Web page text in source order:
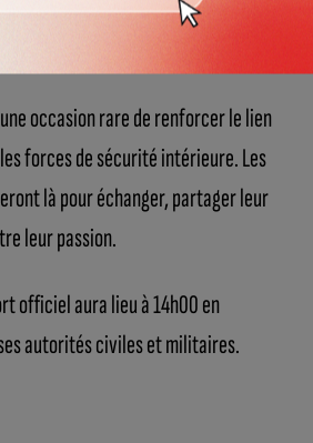
en aura pour tous les goûts, du sucré
occasion rare de renforcer le lien
forces de sécurité intérieure. Les
là pour échanger, partager leur
leur passion.
officiel aura lieu à 14h00 en
autorités civiles et militaires.